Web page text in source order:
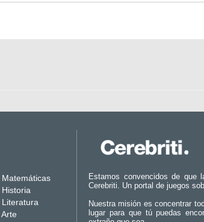
Matemáticas
Historia
Literatura
Arte
Estamos convencidos de que
Cerebriti. Un portal de juegos
Nuestra misión es concentrar
lugar para que tú puedas